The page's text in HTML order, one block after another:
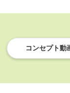
コンセプト動